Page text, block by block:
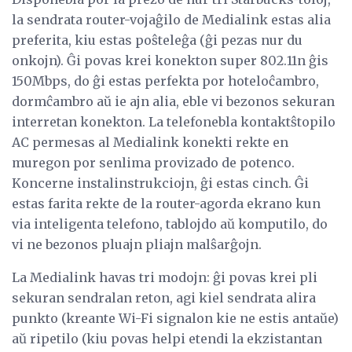
la sendrata router-vojaĝilo de Medialink estas alia
preferita, kiu estas poŝteleĝa (ĝi pezas nur du
onkojn). Ĝi povas krei konekton super 802.11n ĝis
150Mbps, do ĝi estas perfekta por hoteloĉambro,
dormĉambro aŭ ie ajn alia, eble vi bezonos sekuran
interretan konekton. La telefonebla kontaktŝtopilo
AC permesas al Medialink konekti rekte en
muregon por senlima provizado de potenco.
Koncerne instalinstrukciojn, ĝi estas cinch. Ĝi
estas farita rekte de la router-agorda ekrano kun
via inteligenta telefono, tablojdo aŭ komputilo, do
vi ne bezonos pluajn pliajn malŝarĝojn.
La Medialink havas tri modojn: ĝi povas krei pli
sekuran sendralan reton, agi kiel sendrata alira
punkto (kreante Wi-Fi signalon kie ne estis antaŭe)
aŭ ripetilo (kiu povas helpi etendi la ekzistantan